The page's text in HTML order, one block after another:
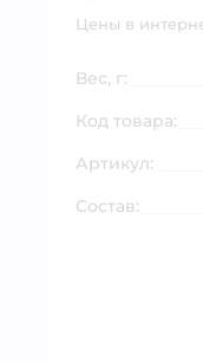
Цены в
Вес, г:
Код товара:
Артикул:
Состав: